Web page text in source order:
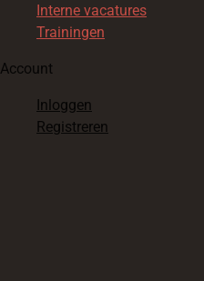
Interne vacatures
Trainingen
Account
Inloggen
Registreren